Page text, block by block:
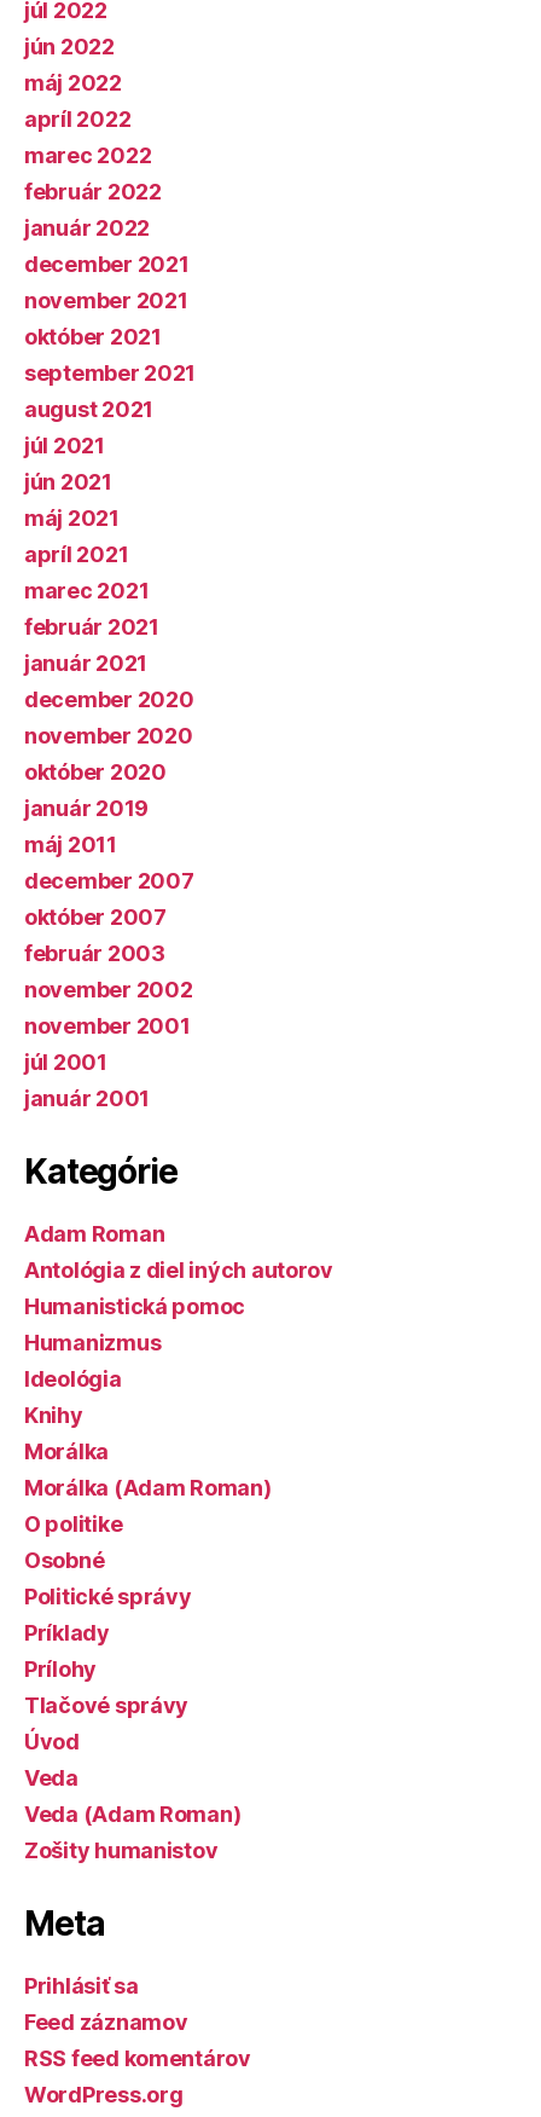
júl 2022
jún 2022
máj 2022
apríl 2022
marec 2022
február 2022
január 2022
december 2021
november 2021
október 2021
september 2021
august 2021
júl 2021
jún 2021
máj 2021
apríl 2021
marec 2021
február 2021
január 2021
december 2020
november 2020
október 2020
január 2019
máj 2011
december 2007
október 2007
február 2003
november 2002
november 2001
júl 2001
január 2001
Kategórie
Adam Roman
Antológia z diel iných autorov
Humanistická pomoc
Humanizmus
Ideológia
Knihy
Morálka
Morálka (Adam Roman)
O politike
Osobné
Politické správy
Príklady
Prílohy
Tlačové správy
Úvod
Veda
Veda (Adam Roman)
Zošity humanistov
Meta
Prihlásiť sa
Feed záznamov
RSS feed komentárov
WordPress.org